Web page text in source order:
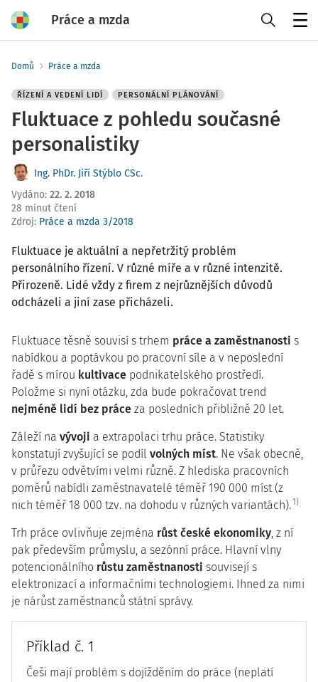
Práce a mzda
Domů Práce a mzda
ŘÍZENÍ A VEDENÍ LIDÍ PERSONÁLNÍ PLÁNOVÁNÍ
Fluktuace z pohledu současné
personalistiky
Ing. PhDr. Jiří Stýblo CSc.
Vydáno: 22. 2. 2018
28 minut čtení
Zdroj: Práce a mzda 3/2018
Fluktuace je aktuální a nepřetržitý problém
personálního řízení. V různé míře a v různé intenzitě.
Přirozeně. Lidé vždy z firem z nejrůznějších důvodů
odcházeli a jiní zase přicházeli.
Fluktuace těsně souvisí s trhem práce a zaměstnanosti s
nabídkou a poptávkou po pracovní síle a v neposlední
řadě s mírou kultivace podnikatelského prostředí.
Položme si nyní otázku, zda bude pokračovat trend
nejméně lidí bez práce za posledních přibližně 20 let.
Záleží na vývoji a extrapolaci trhu práce. Statistiky
konstatují zvyšující se podíl volných míst. Ne však obecně,
v průřezu odvětvími velmi různě. Z hlediska pracovních
poměrů nabídli zaměstnavatelé téměř 190 000 míst (z
nich téměř 18 000 tzv. na dohodu v různých variantách).1)
Trh práce ovlivňuje zejména růst české ekonomiky, z ní
pak především průmyslu, a sezónní práce. Hlavní vlny
potencionálního růstu zaměstnanosti souvisejí s
elektronizací a informačními technologiemi. Ihned za nimi
je nárůst zaměstnanců státní správy.
Příklad č. 1
Češi mají problém s dojížděním do práce (neplatí